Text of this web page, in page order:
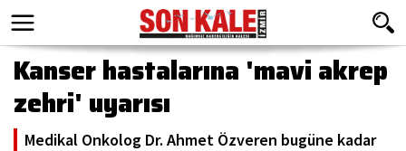
Kanser hastalarına 'mavi akrep
zehri' uyarısı
Medikal Onkolog Dr. Ahmet Özveren bugüne kadar